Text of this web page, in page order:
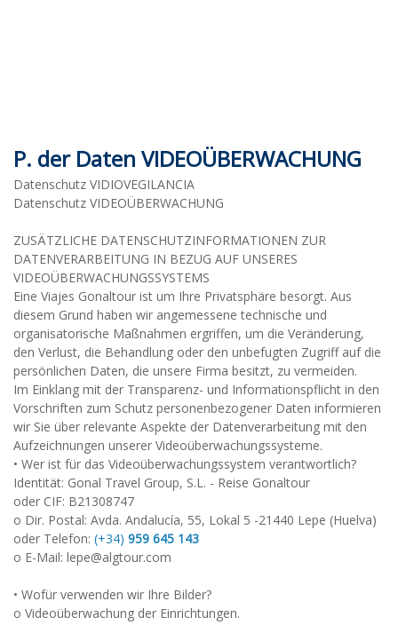
P. der Daten VIDEOÜBERWACHUNG
Datenschutz VIDIOVEGILANCIA
Datenschutz VIDEOÜBERWACHUNG
ZUSÄTZLICHE DATENSCHUTZINFORMATIONEN ZUR
DATENVERARBEITUNG IN BEZUG AUF UNSERES
VIDEOÜBERWACHUNGSSYSTEMS
Eine Viajes Gonaltour ist um Ihre Privatsphäre besorgt. Aus
diesem Grund haben wir angemessene technische und
organisatorische Maßnahmen ergriffen, um die Veränderung,
den Verlust, die Behandlung oder den unbefugten Zugriff auf die
persönlichen Daten, die unsere Firma besitzt, zu vermeiden.
Im Einklang mit der Transparenz- und Informationspflicht in den
Vorschriften zum Schutz personenbezogener Daten informieren
wir Sie über relevante Aspekte der Datenverarbeitung mit den
Aufzeichnungen unserer Videoüberwachungssysteme.
• Wer ist für das Videoüberwachungssystem verantwortlich?
Identität: Gonal Travel Group, S.L. - Reise Gonaltour
oder CIF: B21308747
o Dir. Postal: Avda. Andalucía, 55, Lokal 5 -21440 Lepe (Huelva)
oder Telefon: (+34) 959 645 143
o E-Mail: lepe@algtour.com
• Wofür verwenden wir Ihre Bilder?
o Videoüberwachung der Einrichtungen.